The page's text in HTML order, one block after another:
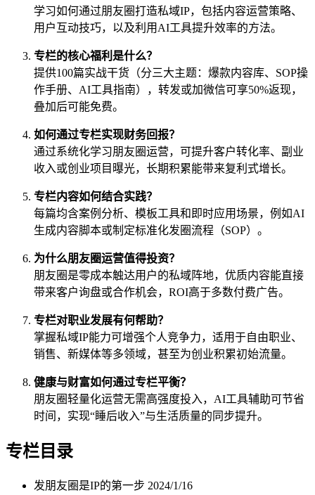
学习如何通过朋友圈打造私域IP，包括内容运营策略、
用户互动技巧，以及利用AI工具提升效率的方法。
专栏的核心福利是什么？
提供100篇实战干货（分三大主题：爆款内容库、SOP操
作手册、AI工具指南），转发或加微信可享50%返现，
叠加后可能免费。
如何通过专栏实现财务回报？
通过系统化学习朋友圈运营，可提升客户转化率、副业
收入或创业项目曝光，长期积累能带来复利式增长。
专栏内容如何结合实践？
每篇均含案例分析、模板工具和即时应用场景，例如AI
生成内容脚本或制定标准化发圈流程（SOP）。
为什么朋友圈运营值得投资？
朋友圈是零成本触达用户的私域阵地，优质内容能直接
带来客户询盘或合作机会，ROI高于多数付费广告。
专栏对职业发展有何帮助？
掌握私域IP能力可增强个人竞争力，适用于自由职业、
销售、新媒体等多领域，甚至为创业积累初始流量。
健康与财富如何通过专栏平衡？
朋友圈轻量化运营无需高强度投入，AI工具辅助可节省
时间，实现“睡后收入”与生活质量的同步提升。
专栏目录
发朋友圈是IP的第一步 2024/1/16